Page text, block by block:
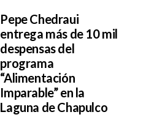
Pepe Chedraui
entrega más de 10 mil
despensas del
programa
“Alimentación
Imparable” en la
Laguna de Chapulco